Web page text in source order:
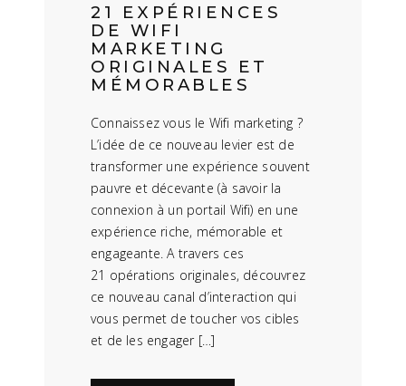
21 EXPÉRIENCES
DE WIFI
MARKETING
ORIGINALES ET
MÉMORABLES
Connaissez vous le Wifi marketing ?
L’idée de ce nouveau levier est de
transformer une expérience souvent
pauvre et décevante (à savoir la
connexion à un portail Wifi) en une
expérience riche, mémorable et
engageante. A travers ces
21 opérations originales, découvrez
ce nouveau canal d’interaction qui
vous permet de toucher vos cibles
et de les engager […]